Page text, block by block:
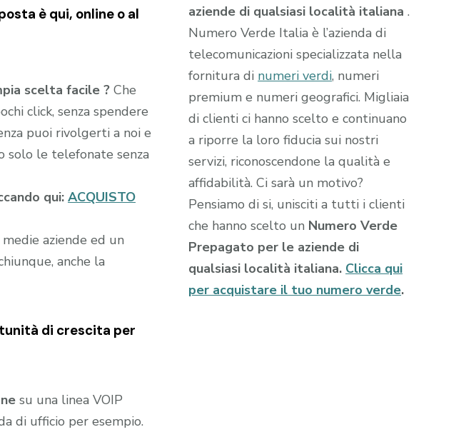
è qui, online o al
scelta facile ? Che
click, senza spendere
puoi rivolgerti a noi e
solo le telefonate senza
qui: ACQUISTO
aziende ed un
anche la
di crescita per
su una linea VOIP
di ufficio per esempio.
aziende di qualsiasi località italiana.
Numero Verde Italia è l’azienda di
telecomunicazioni specializzata nella
fornitura di numeri verdi, numeri
premium e numeri geografici. Migliaia
di clienti ci hanno scelto e continuano
a riporre la loro fiducia sui nostri
servizi, riconoscendone la qualità e
affidabilità. Ci sarà un motivo?
Pensiamo di si, unisciti a tutti i clienti
che hanno scelto un Numero Verde
Prepagato per le aziende di
qualsiasi località italiana. Clicca qui
per acquistare il tuo numero verde.